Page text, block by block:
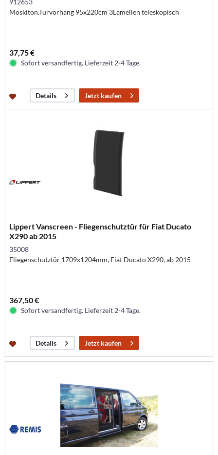
912653
Moskiton.Türvorhang 95x220cm 3Lamellen teleskopisch
37,75 €
Sofort versandfertig. Lieferzeit 2-4 Tage.
Details Jetzt kaufen
Lippert Vanscreen - Fliegenschutztür für Fiat Ducato
X290 ab 2015
35008
Fliegenschutztür 1709x1204mm, Fiat Ducato X290, ab 2015
367,50 €
Sofort versandfertig. Lieferzeit 2-4 Tage.
Details Jetzt kaufen